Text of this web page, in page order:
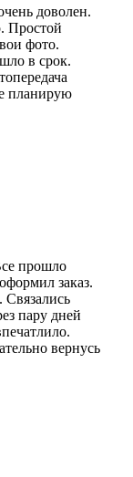
доволен.
Простой
фото.
в срок.
планирую
прошло
заказ.
Связались
пару дней
вернусь